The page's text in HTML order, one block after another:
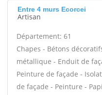
Entre 4 murs Ecorcei
Artisan
Département: 61
Chapes - Bétons
métallique - Enduit de
Peinture de façade -
de façade - Peinture -